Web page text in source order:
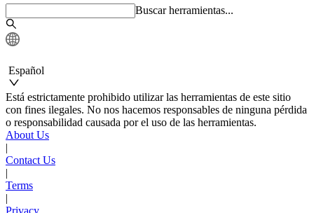
Buscar herramientas...
Español
Está estrictamente prohibido utilizar las herramientas de este sitio
con fines ilegales. No nos hacemos responsables de ninguna pérdida
o responsabilidad causada por el uso de las herramientas.
About Us
|
Contact Us
|
Terms
|